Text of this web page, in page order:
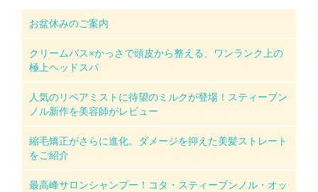
お盆休みのご案内
クリームバス×かっさで頭皮から整える、ワンランク上の
極上ヘッドスパ
人気のリペアミストに待望のミルクが登場！スティーブン
ノル新作を美容師がレビュー
縮毛矯正がさらに進化。ダメージを抑えた美髪ストレート
をご紹介
最高峰サロンシャンプー！コタ・スティーブンノル・オッ